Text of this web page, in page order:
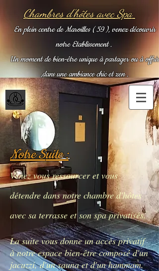
Chambres d'hôtes avec Spa
En plein centre de Maroilles ( 59 ), venez découvrir
notre Etablissement .
Un moment de bien-être unique à partager ou à offrir
,dans une ambiance chic et zen .
Notre Suite :
Venez vous ressourcer et vous
détendre dans notre chambre d'hôtes
avec sa terrasse et son spa privatisés.
La suitevous donne un accès privatif
à notre espace bien-être composé d'un
jacuzzi, d'un sauna et d'un hammam.